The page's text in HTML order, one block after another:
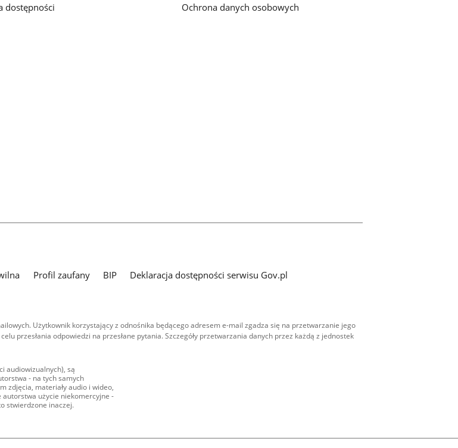
dostępności Ochrona danych osobowych
Profil zaufany BIP
Deklaracja dostępności serwisu Gov.pl
Użytkownik korzystający z odnośnika będącego adresem e-mail zgadza się na przetwarzanie jego
przesłania odpowiedzi na przesłane pytania. Szczegóły przetwarzania danych przez każdą z jednostek
audiowizualnych), są
- na tych samych
zdjęcia, materiały audio i wideo,
użycie niekomercyjne -
stwierdzone inaczej.